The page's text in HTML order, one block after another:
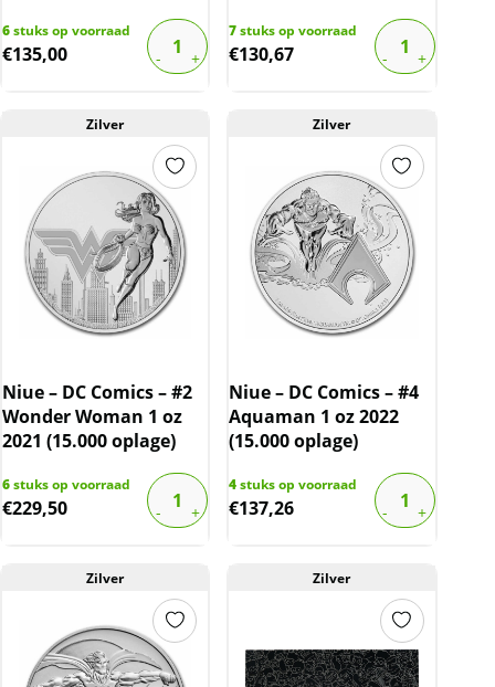
6stuks op voorraad
€135,00
7stuks op voorraad
€130,67
Zilver
Niue – DC Comics – #2
Wonder Woman 1 oz
2021 (15.000 oplage)
6stuks op voorraad
€229,50
Zilver
Niue – DC Comics – #4
Aquaman 1 oz 2022
(15.000 oplage)
4stuks op voorraad
€137,26
Zilver Zilver